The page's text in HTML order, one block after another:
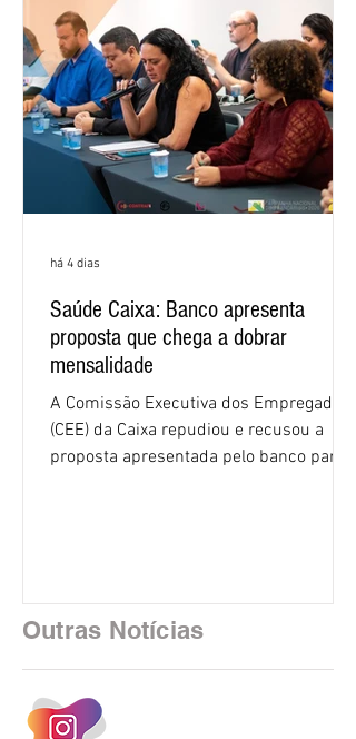
crescimento de 16,2% foi o maior entre
os três maiores bancos privados do país
(Bradesco, Itaú e Santander). Segundo o
Saúde Caixa: Banco apresenta
proposta que chega a dobrar
mensalidade
A Comissão Executiva dos Empregados
(CEE) da Caixa repudiou e recusou a
proposta apresentada pelo banco para o
as federações que compõem a mesa de
negociações das empregadas e dos
empregados exigiram que a Caixa refaça
os cálculos e apresente uma nova
proposta. O entendimento é que a
há 4 dias
Outras Notícias